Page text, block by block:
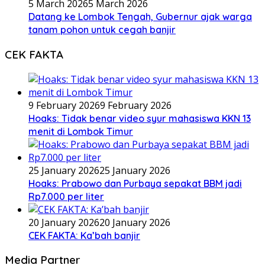
5 March 20265 March 2026
Datang ke Lombok Tengah, Gubernur ajak warga
tanam pohon untuk cegah banjir
CEK FAKTA
9 February 20269 February 2026
Hoaks: Tidak benar video syur mahasiswa KKN 13
menit di Lombok Timur
25 January 202625 January 2026
Hoaks: Prabowo dan Purbaya sepakat BBM jadi
Rp7.000 per liter
20 January 202620 January 2026
CEK FAKTA: Ka’bah banjir
Media Partner